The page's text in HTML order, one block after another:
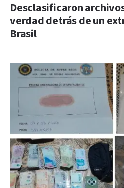
Desclasificaron
verdad detrás de un
Brasil